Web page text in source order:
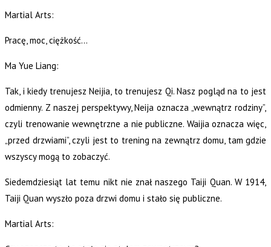
Martial Arts:
Pracę, moc, ciężkość…
Ma Yue Liang:
Tak, i kiedy trenujesz Neijia, to trenujesz Qi. Nasz pogląd na to jest
odmienny. Z naszej perspektywy, Neija oznacza „wewnątrz rodziny”,
czyli trenowanie wewnętrzne a nie publiczne. Waijia oznacza więc,
„przed drzwiami”, czyli jest to trening na zewnątrz domu, tam gdzie
wszyscy mogą to zobaczyć.
Siedemdziesiąt lat temu nikt nie znał naszego Taiji Quan. W 1914,
Taiji Quan wyszło poza drzwi domu i stało się publiczne.
Martial Arts: